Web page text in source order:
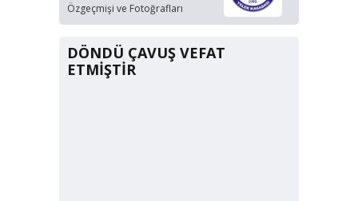
Özgeçmişi ve Fotoğrafları
DÖNDÜ ÇAVUŞ VEFAT
ETMİŞTİR